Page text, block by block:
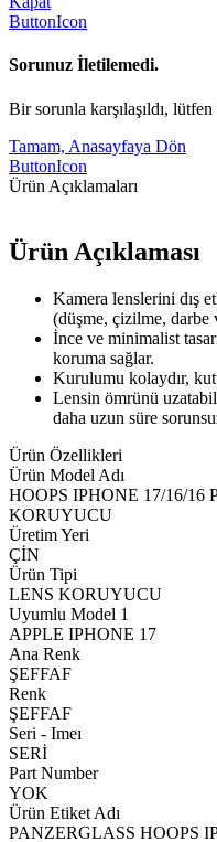
ButtonIcon
Sorunuz İletilemedi.
Bir sorunla karşılaşıldı,
Tamam, Anasayfaya Dön
ButtonIcon
Ürün Açıklamaları
Ürün Açıklaması
Kamera lenslerini dış
(düşme, çizilme, darbe
İnce ve minimalist
koruma sağlar.
Kurulumu kolaydır,
Lensin ömrünü
daha uzun süre
Ürün Özellikleri
Ürün Model Adı
HOOPS IPHONE 17/16/16
KORUYUCU
Üretim Yeri
ÇİN
Ürün Tipi
LENS KORUYUCU
Uyumlu Model 1
APPLE IPHONE 17
Ana Renk
ŞEFFAF
Renk
ŞEFFAF
Seri - Imeı
SERİ
Part Number
YOK
Ürün Etiket Adı
PANZERGLASS HOOPS